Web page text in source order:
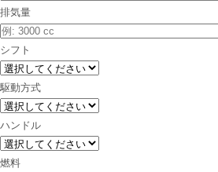
排気量
シフト
駆動方式
ハンドル
燃料